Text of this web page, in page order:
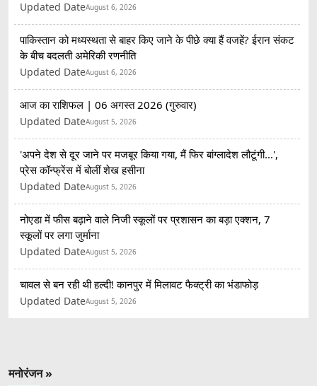
Updated DateAugust 6, 2026
पाकिस्तान को मध्यस्थता से बाहर किए जाने के पीछे क्या हैं वजहें? ईरान संकट
के बीच बदलती अमेरिकी रणनीति
Updated DateAugust 6, 2026
आज का राशिफल | 06 अगस्त 2026 (गुरुवार)
Updated DateAugust 5, 2026
'अपने देश से दूर जाने पर मजबूर किया गया, मैं फिर बांग्लादेश लौटूंगी...',
प्रेस कॉन्फ्रेंस में बोलीं शेख हसीना
Updated DateAugust 5, 2026
नोएडा में फीस बढ़ाने वाले निजी स्कूलों पर प्रशासन का बड़ा एक्शन, 7
स्कूलों पर लगा जुर्माना
Updated DateAugust 5, 2026
चावल से बन रही थी हल्दी! कानपुर में मिलावट फैक्ट्री का भंडाफोड़
Updated DateAugust 5, 2026
मनोरंजन »